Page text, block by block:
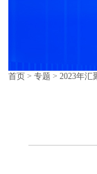
首页 > 专题 > 2023年汇